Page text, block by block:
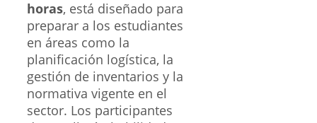
horas, está diseñado para
preparar a los estudiantes
en áreas como la
planificación logística, la
gestión de inventarios y la
normativa vigente en el
sector. Los participantes